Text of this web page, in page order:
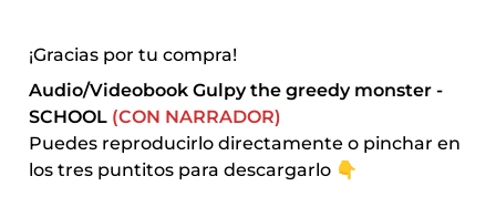
¡Gracias por tu compra!
Audio/Videobook Gulpy the greedy monster -
SCHOOL (CON NARRADOR)
Puedes reproducirlo directamente o pinchar en
los tres puntitos para descargarlo 👇